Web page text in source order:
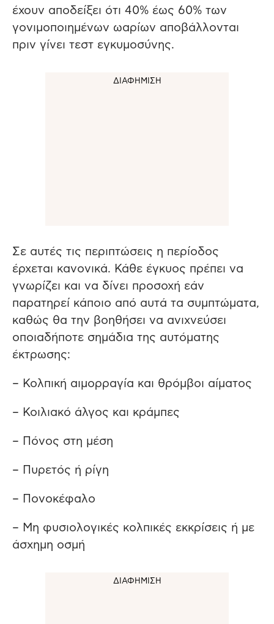
έχουν αποδείξει ότι 40% έως 60% των
γονιμοποιημένων ωαρίων αποβάλλονται
πριν γίνει τεστ εγκυμοσύνης.
Σε αυτές τις περιπτώσεις η περίοδος
έρχεται κανονικά. Κάθε έγκυος πρέπει να
γνωρίζει και να δίνει προσοχή εάν
παρατηρεί κάποιο από αυτά τα συμπτώματα,
καθώς θα την βοηθήσει να ανιχνεύσει
οποιαδήποτε σημάδια της αυτόματης
έκτρωσης:
– Κολπική αιμορραγία και θρόμβοι αίματος
– Κοιλιακό άλγος και κράμπες
– Πόνος στη μέση
– Πυρετός ή ρίγη
– Πονοκέφαλο
– Μη φυσιολογικές κολπικές εκκρίσεις ή με
άσχημη οσμή